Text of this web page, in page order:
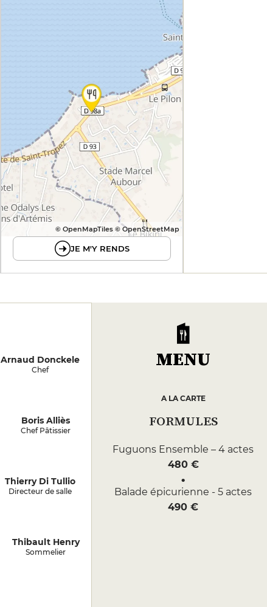
© OpenMapTiles © OpenStreetMap
JE M'Y RENDS
Arnaud Donckele
Chef
Boris Alliès
Chef Pâtissier
Thierry Di Tullio
Directeur de salle
Thibault Henry
Sommelier
MENU
A LA CARTE
FORMULES
Fuguons Ensemble – 4 actes
480 €
Balade épicurienne - 5 actes
490 €